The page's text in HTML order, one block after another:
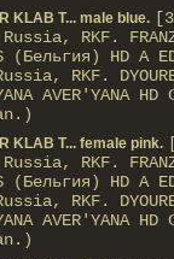
KLAB T... male blue.
RKF.
(Бельгия) HD А
RKF.
AVER'YANA HD
KLAB T... female pink.
RKF.
(Бельгия) HD А
RKF.
AVER'YANA HD